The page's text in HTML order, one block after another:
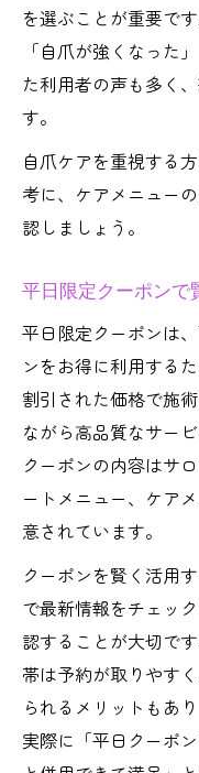
を選ぶことが重要です
「自爪が強くなった
た利用者の声も多く
す。
自爪ケアを重視する
考に、ケアメニュー
認しましょう。
平日限定クーポンで
平日限定クーポンは
ンをお得に利用する
割引された価格で施
ながら高品質なサー
クーポンの内容はサ
ートメニュー、ケア
意されています。
クーポンを賢く活用
で最新情報をチェッ
認することが大切で
帯は予約が取りやす
られるメリットもあり
実際に「平日クーポ